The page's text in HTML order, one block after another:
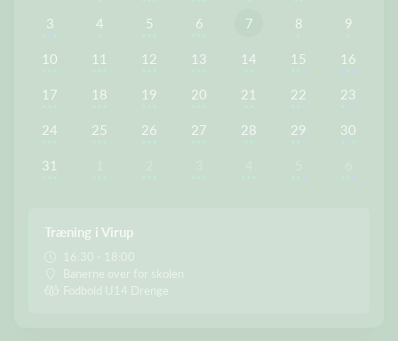
3 4 5 6 7 8 9
10 11 12 13 14 15 16
17 18 19 20 21 22 23
24 25 26 27 28 29 30
31
Træning i Virup
16:30 - 18:00
Banerne over for skolen
Fodbold U14 Drenge